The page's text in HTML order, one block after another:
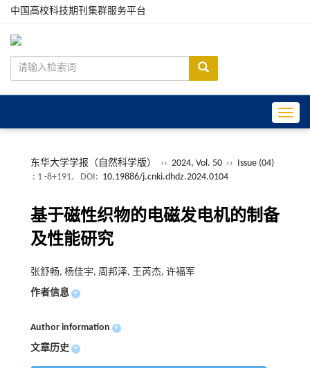
中国高校科技期刊集群服务平台
东华大学学报（自然科学版） ›› 2024, Vol. 50 ›› Issue (04)
: 1 -8+191.
DOI: 10.19886/j.cnki.dhdz.2024.0104
基于磁性织物的电磁发电机的制备
及性能研究
张舒畅, 杨佳宇, 周邦泽, 王芮杰, 许福军
作者信息 +
Author information +
文章历史 +